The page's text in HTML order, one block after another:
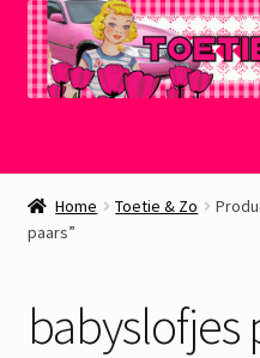
naar
navigatie
de
inhoud
Welkom
Winkelmand
Home Toetie & Zo
paars”
babyslofjes